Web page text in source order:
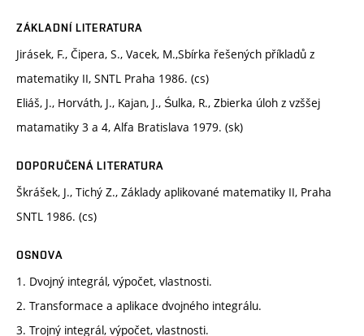
ZÁKLADNÍ LITERATURA
Jirásek, F., Čipera, S., Vacek, M.,Sbírka řešených příkladů z
matematiky II, SNTL Praha 1986. (cs)
Eliáš, J., Horváth, J., Kajan, J., Śulka, R., Zbierka úloh z vzššej
matamatiky 3 a 4, Alfa Bratislava 1979. (sk)
DOPORUČENÁ LITERATURA
Škrášek, J., Tichý Z., Základy aplikované matematiky II, Praha
SNTL 1986. (cs)
OSNOVA
1. Dvojný integrál, výpočet, vlastnosti.
2. Transformace a aplikace dvojného integrálu.
3. Trojný integrál, výpočet, vlastnosti.